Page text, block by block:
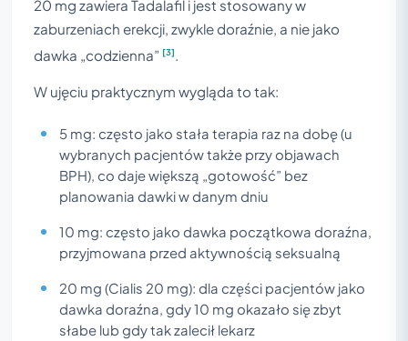
20 mg zawiera Tadalafil i jest stosowany w
zaburzeniach erekcji, zwykle doraźnie, a nie jako
dawka „codzienna” [3]
W ujęciu praktycznym wygląda to tak:
5 mg: często jako stała terapia raz na dobę (u
wybranych pacjentów także przy objawach
BPH), co daje większą „gotowość” bez
planowania dawki w danym dniu
10 mg: często jako dawka początkowa doraźna,
przyjmowana przed aktywnością seksualną
20 mg (Cialis 20 mg): dla części pacjentów jako
dawka doraźna, gdy 10 mg okazało się zbyt
słabe lub gdy tak zalecił lekarz